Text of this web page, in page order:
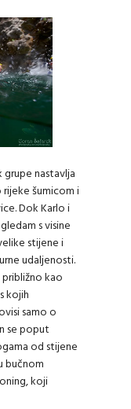
nastavlja
šumicom i
Dok Karlo i
s visine
stijene i
udaljenosti.
kao
kojih
samo o
se poput
od stijene
bučnom
koji